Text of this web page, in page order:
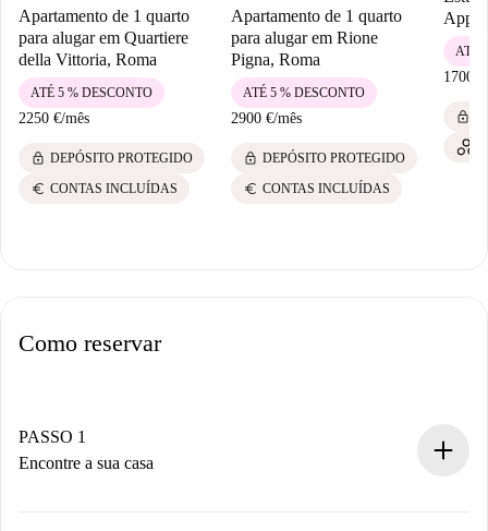
Apartamento de 1 quarto
para alugar em Quartiere
della Vittoria, Roma
2250 €/mês
ATÉ 5 % DESCONTO
lock DEPÓSITO PROTEGIDO
euro CONTAS INCLUÍDAS
Apartamento de 1 quarto
para alugar em Rione
Pigna, Roma
2900 €/mês
ATÉ 5 % DESCONTO
lock DEPÓSITO PROTEGIDO
euro CONTAS INCLUÍDAS
1700 €
ATÉ
lock
Como reservar
PASSO 1
Encontre a sua casa